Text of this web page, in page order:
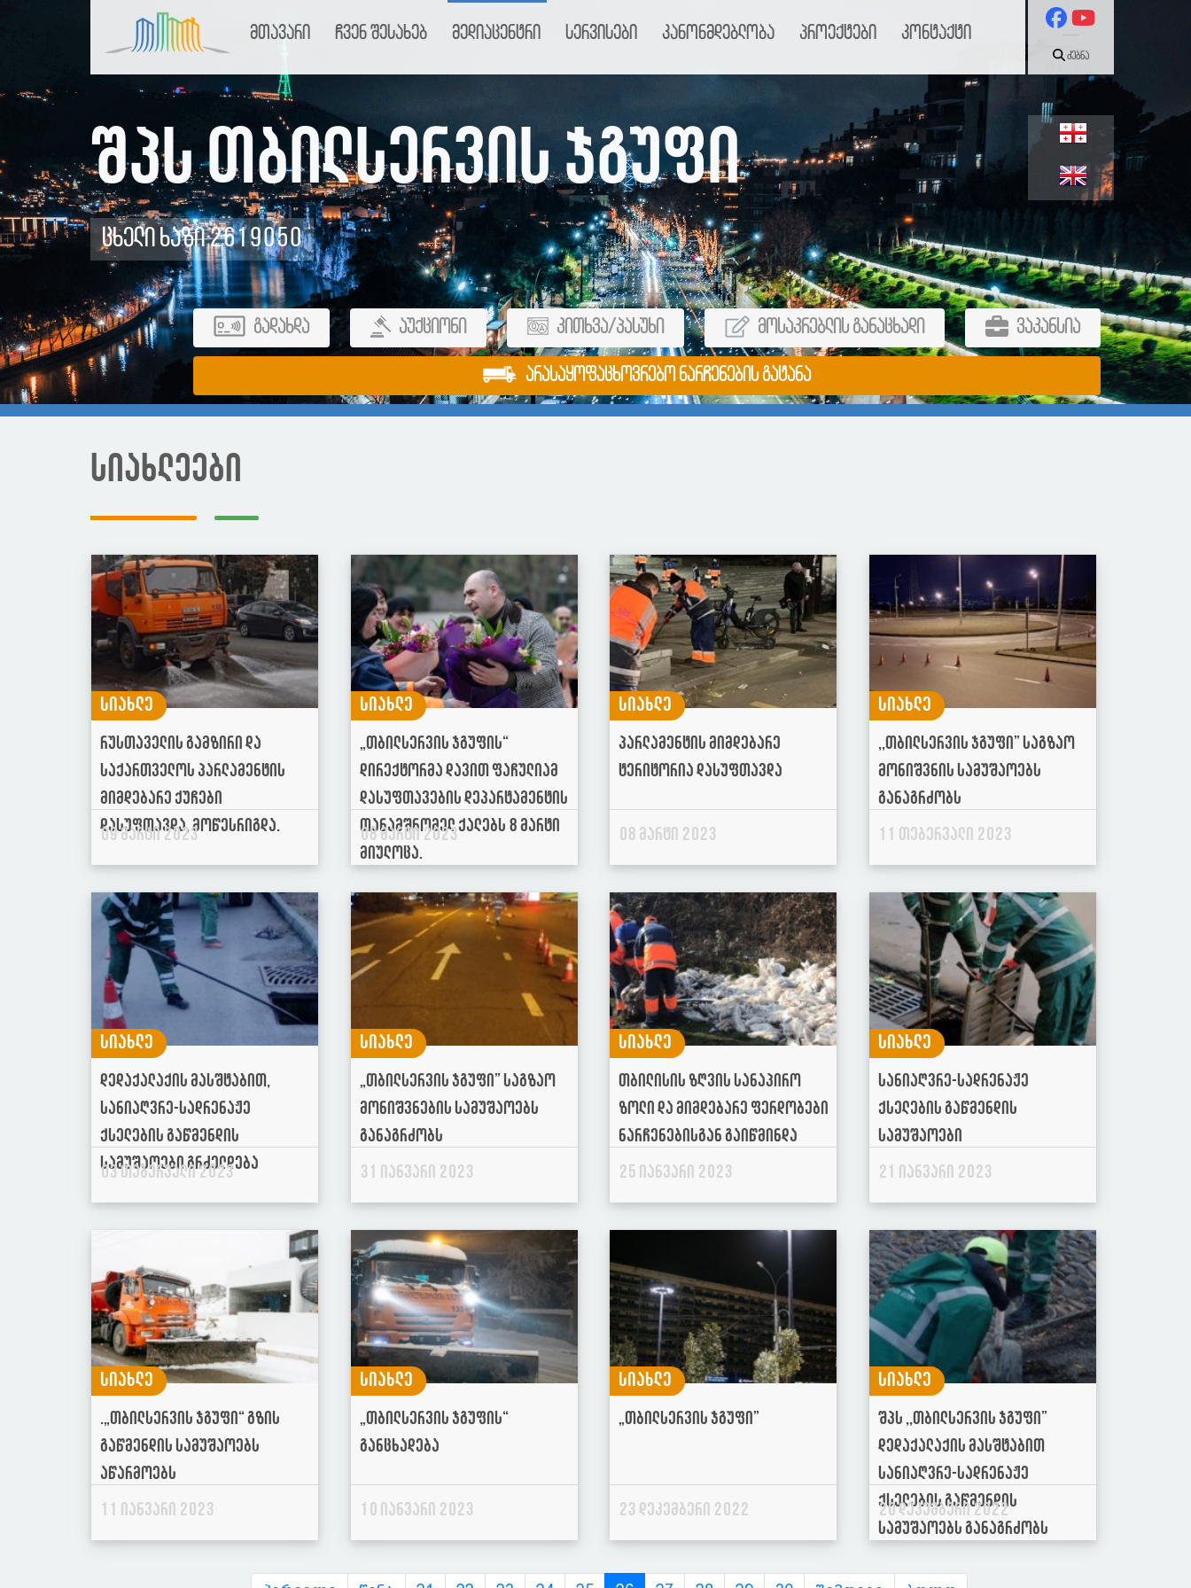
მთავარი ჩვენ შესახებ მედიაცენტრი სერვისები კანონმდებლობა პროექტები კონტაქტი
ძებნა
შპს თბილსერვის ჯგუფი
ცხელი ხაზი 2619050
გადახდა აუქციონი კითხვა/პასუხი მოსაკრებლის განაცხადი ვაკანსია
არასაყოფაცხოვრებო ნარჩენების გატანა
სიახლეები
სიახლე
რუსთაველის გამზირი და
საქართველოს პარლამენტის
მიმდებარე ქუჩები
დასუფთავდა, მოწესრიგდა.
09 მარტი 2023
სიახლე
„თბილსერვის ჯგუფის“
დირექტორმა დავით ფაჩულიამ
დასუფთავების დეპარტამენტის
თანამშრომელ ქალებს 8 მარტი
მიულოცა.
08 მარტი 2023
სიახლე
პარლამენტის მიმდებარე
ტერიტორია დასუფთავდა
08 მარტი 2023
სიახლე
,,თბილსერვის ჯგუფი” საგზაო
მონიშვნის სამუშაოებს
განაგრძობს
11 თებერვალი 2023
სიახლე
დედაქალაქის მასშტაბით,
სანიაღვრე-სადრენაჟე
ქსელების გაწმენდის
სამუშაოები გრძელდება
03 თებერვალი 2023
სიახლე
„თბილსერვის ჯგუფი” საგზაო
მონიშვნების სამუშაოებს
განაგრძობს
31 იანვარი 2023
სიახლე
თბილისის ზღვის სანაპირო
ზოლი და მიმდებარე ფერდობები
ნარჩენებისგან გაიწმინდა
25 იანვარი 2023
სიახლე
სანიაღვრე-სადრენაჟე
ქსელების გაწმენდის
სამუშაოები
21 იანვარი 2023
სიახლე
.„თბილსერვის ჯგუფი“ გზის
გაწმენდის სამუშაოებს
აწარმოებს
11 იანვარი 2023
სიახლე
„თბილსერვის ჯგუფის“
განცხადება
10 იანვარი 2023
სიახლე
„თბილსერვის ჯგუფი”
23 დეკემბერი 2022
სიახლე
შპს ,,თბილსერვის ჯგუფი”
დედაქალაქის მასშტაბით
სანიაღვრე-სადრენაჟე
ქსელების გაწმენდის
სამუშაოებს განაგრძობს
20 დეკემბერი 2022